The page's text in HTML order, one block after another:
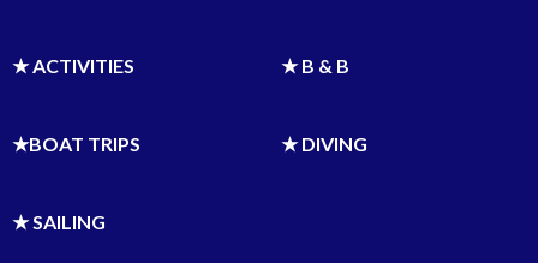
★ ACTIVITIES ★ B & B
★BOAT TRIPS ★ DIVING
★ SAILING